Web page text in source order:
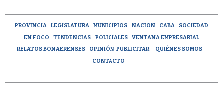
PROVINCIA LEGISLATURA MUNICIPIOS NACION CABA
SOCIEDAD
EN FOCO
TENDENCIAS POLICIALES
VENTANA EMPRESARIAL
RELATOS BONAERENSES
OPINIÓN PUBLICITAR
QUIÉNES SOMOS
CONTACTO